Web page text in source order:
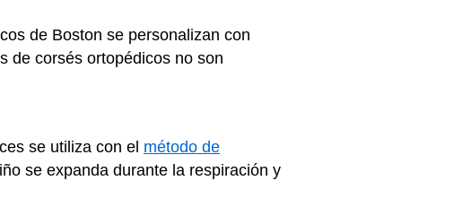
de Boston se personalizan con
de corsés ortopédicos no son
se utiliza con el método de
se expanda durante la respiración y